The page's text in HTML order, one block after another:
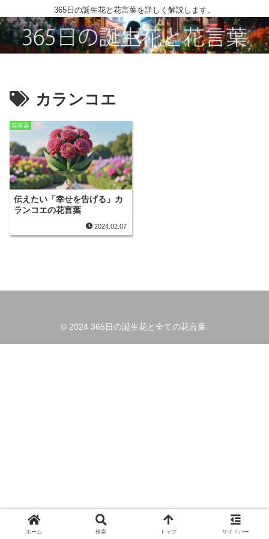
365日の誕生花と花言葉を詳しく解説します。
カランコエ
花言葉
伝えたい「幸せを告げる」カ
ランコエの花言葉
2024.02.07
© 2024 365日の誕生花と全ての花言葉.
ホーム 検索 トップ サイドバー